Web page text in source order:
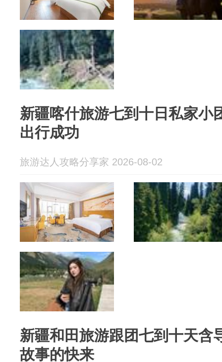
新疆喀什旅游七到十日私家小
出行成功
旅游达人攻略分享家 2026-08-02
新疆和田旅游跟团七到十天含
故事的快来